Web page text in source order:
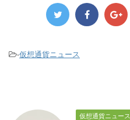
-仮想通貨ニュース
仮想通貨ニュース